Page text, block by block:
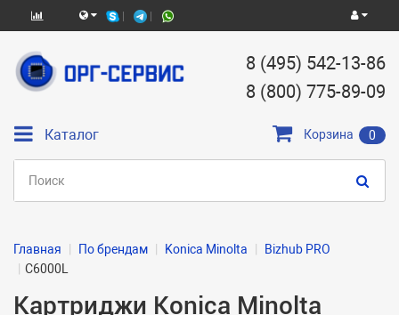
8 (495) 542-13-86
8 (800) 775-89-09
Каталог Корзина 0
Главная По брендам Konica Minolta
Bizhub PRO
C6000L
Картриджи Konica Minolta